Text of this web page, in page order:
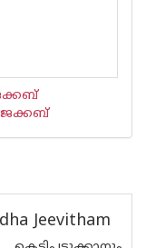
ജേക്കബ്
Jeevitham